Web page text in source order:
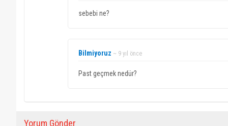
sebebi ne?
Bilmiyoruz ~ 9 yıl önce
Past geçmek nedür?
Yorum Gönder